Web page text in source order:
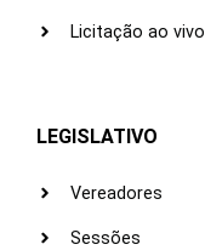
Licitação ao vivo
LEGISLATIVO
Vereadores
Sessões